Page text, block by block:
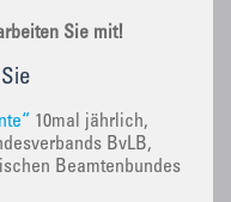
Sie mit!
10mal jährlich,
BvLB,
Beamtenbundes